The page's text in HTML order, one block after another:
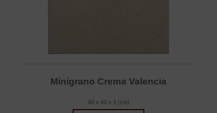
Minigrano Crema Valencia
40 x 40 x 3 (cm)